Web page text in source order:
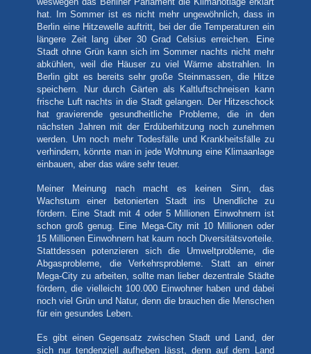
hat. Im Sommer ist es nicht mehr ungewöhnlich, dass in
Berlin eine Hitzewelle auftritt, bei der die Temperaturen ein
längere Zeit lang über 30 Grad Celsius erreichen. Eine
Stadt ohne Grün kann sich im Sommer nachts nicht mehr
abkühlen, weil die Häuser zu viel Wärme abstrahlen. In
Berlin gibt es bereits sehr große Steinmassen, die Hitze
speichern. Nur durch Gärten als Kaltluftschneisen kann
frische Luft nachts in die Stadt gelangen. Der Hitzeschock
hat gravierende gesundheitliche Probleme, die in den
nächsten Jahren mit der Erdüberhitzung noch zunehmen
werden. Um noch mehr Todesfälle und Krankheitsfälle zu
verhindern, könnte man in jede Wohnung eine Klimaanlage
einbauen, aber das wäre sehr teuer.
Meiner Meinung nach macht es keinen Sinn, das
Wachstum einer betonierten Stadt ins Unendliche zu
fördern. Eine Stadt mit 4 oder 5 Millionen Einwohnern ist
schon groß genug. Eine Mega-City mit 10 Millionen oder
15 Millionen Einwohnern hat kaum noch Diversitätsvorteile.
Stattdessen potenzieren sich die Umweltprobleme, die
Abgasprobleme, die Verkehrsprobleme. Statt an einer
Mega-City zu arbeiten, sollte man lieber dezentrale Städte
fördern, die vielleicht 100.000 Einwohner haben und dabei
noch viel Grün und Natur, denn die brauchen die Menschen
für ein gesundes Leben.
Es gibt einen Gegensatz zwischen Stadt und Land, der
sich nur tendenziell aufheben lässt, denn auf dem Land